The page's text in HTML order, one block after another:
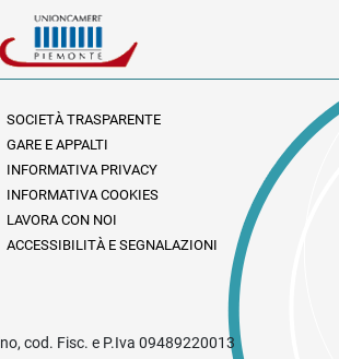
SOCIETÀ TRASPARENTE
GARE E APPALTI
INFORMATIVA PRIVACY
INFORMATIVA COOKIES
LAVORA CON NOI
ACCESSIBILITÀ E SEGNALAZIONI
cod. Fisc. e P.Iva 09489220013